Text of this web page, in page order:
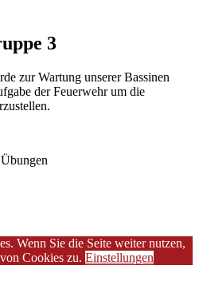
3
zur Wartung unserer Bassinen
der Feuerwehr um die
Übungen
Wenn Sie die Seite weiter nutzen,
Cookies zu. Einstellungen